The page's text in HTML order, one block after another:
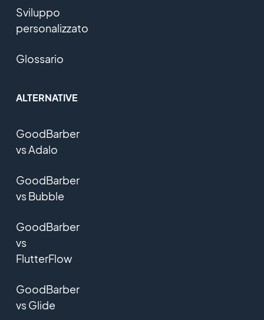
Sviluppo
personalizzato
Glossario
ALTERNATIVE
GoodBarber
vs Adalo
GoodBarber
vs Bubble
GoodBarber
vs
FlutterFlow
GoodBarber
vs Glide